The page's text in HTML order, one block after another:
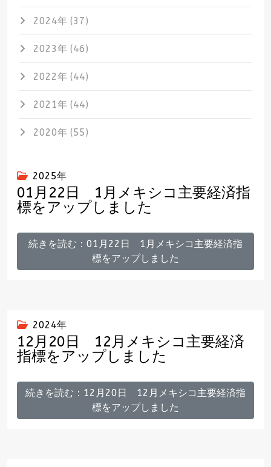
2024年 (37)
2023年 (46)
2022年 (44)
2021年 (44)
2020年 (55)
2025年
01月22日 1月メキシコ主要経済指
標をアップしました
続きを読む：01月22日 1月メキシコ主要経済指
標をアップしました
2024年
12月20日 12月メキシコ主要経済
指標をアップしました
続きを読む：12月20日 12月メキシコ主要経済指
標をアップしました